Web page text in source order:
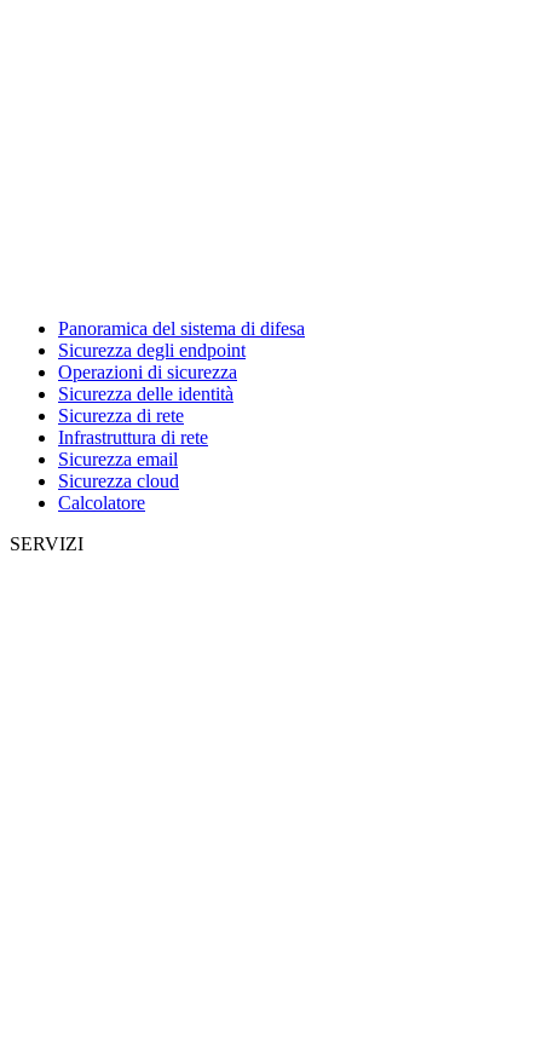
Panoramica del sistema di difesa
Sicurezza degli endpoint
Operazioni di sicurezza
Sicurezza delle identità
Sicurezza di rete
Infrastruttura di rete
Sicurezza email
Sicurezza cloud
Calcolatore
SERVIZI